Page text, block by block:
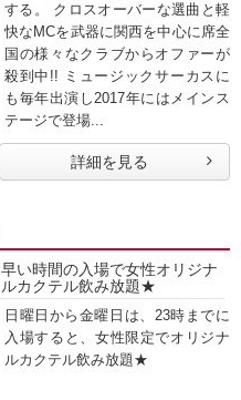
する。 クロスオーバーな選曲と軽
快なMCを武器に関西を中心に席全
国の様々なクラブからオファーが
殺到中!! ミュージックサーカスに
も毎年出演し2017年にはメインス
テージで登場...
詳細を見る
早い時間の入場で女性オリジナ
ルカクテル飲み放題★
日曜日から金曜日は、23時までに
入場すると、女性限定でオリジナ
ルカクテル飲み放題★